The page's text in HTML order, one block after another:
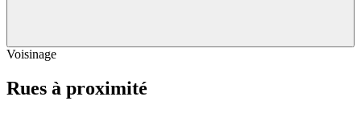
Voisinage
Rues à proximité